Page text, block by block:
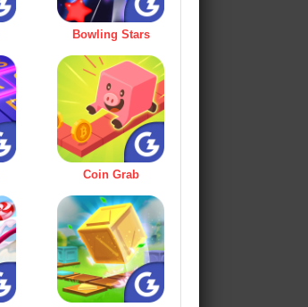
Bowling Stars
Coin Grab